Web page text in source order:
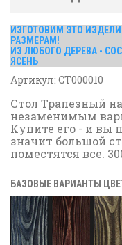
ИЗГОТОВИМ ЭТО
РАЗМЕРАМ!
ИЗ ЛЮБОГО ДЕРЕВА -
ЯСЕНЬ
Артикул: СТ000010
Стол Трапезный
незаменимым
Купите его - и вы
значит большой
поместятся все.
БАЗОВЫЕ ВАРИАНТЫ